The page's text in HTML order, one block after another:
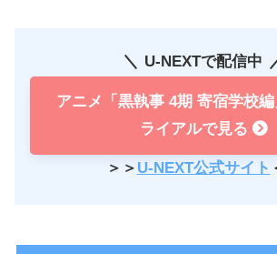
U-NEXTで配信中
アニメ「黒執事 4期 寄宿学校編
ライアルで見る
＞＞ U-NEXT公式サイト